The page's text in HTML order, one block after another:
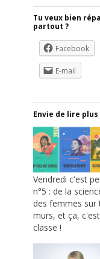
Tu veux bien
partout ?
Facebook
E-mail
Envie de lire
Vendredi c'est
n°5 : de la
des femmes sur
murs, et ça,
classe !